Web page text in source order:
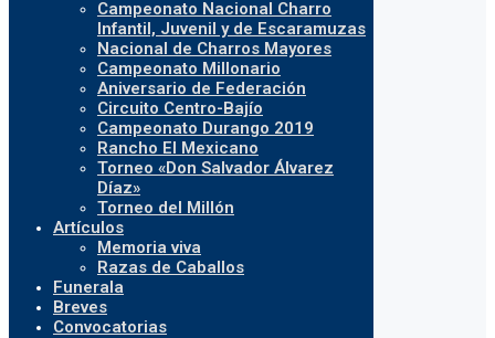
Campeonato Nacional Charro
Infantil, Juvenil y de Escaramuzas
Nacional de Charros Mayores
Campeonato Millonario
Aniversario de Federación
Circuito Centro-Bajío
Campeonato Durango 2019
Rancho El Mexicano
Torneo «Don Salvador Álvarez
Díaz»
Torneo del Millón
Artículos
Memoria viva
Razas de Caballos
Funerala
Breves
Convocatorias